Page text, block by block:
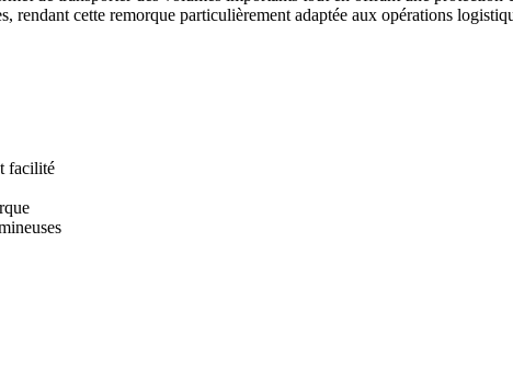
rendant cette remorque particulièrement adaptée aux opérations
facilité